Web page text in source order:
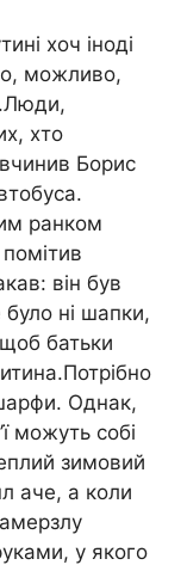
хоч іноді
можливо,
хто
Борис
ранком
він був
ні шапки,
батьки
Однак,
можуть собі
зимовий
аче, а коли
у якого